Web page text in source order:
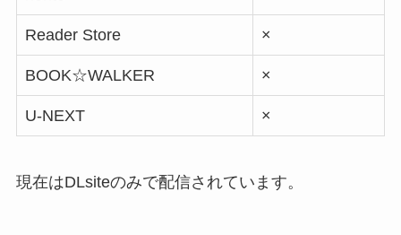
Reader Store ×
BOOK☆WALKER ×
U-NEXT ×
現在はDLsiteのみで配信されています。